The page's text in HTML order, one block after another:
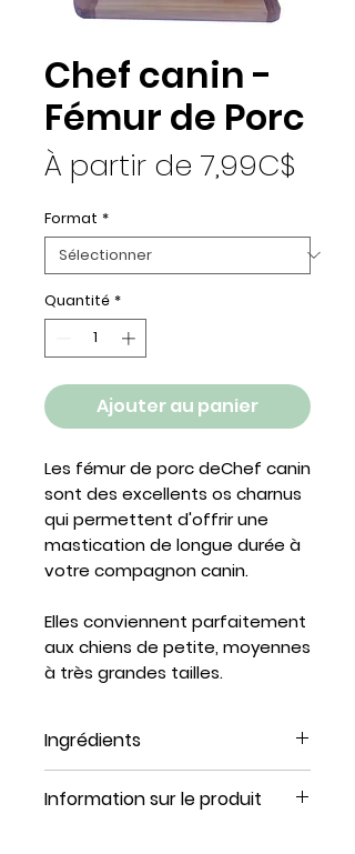
Chef canin -
Fémur de Porc
À partir de 7,99C$
Format *
Quantité *
Ajouter au panier
Les fémur de porc deChef canin
sont des excellents os charnus
qui permettent d'offrir une
mastication de longue durée à
votre compagnon canin.
Elles conviennent parfaitement
aux chiens de petite, moyennes
à très grandes tailles.
Ingrédients
Information sur le produit